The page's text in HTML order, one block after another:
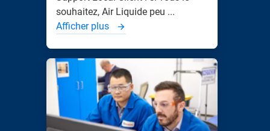
souhaitez, Air Liquide peu ...
Afficher plus